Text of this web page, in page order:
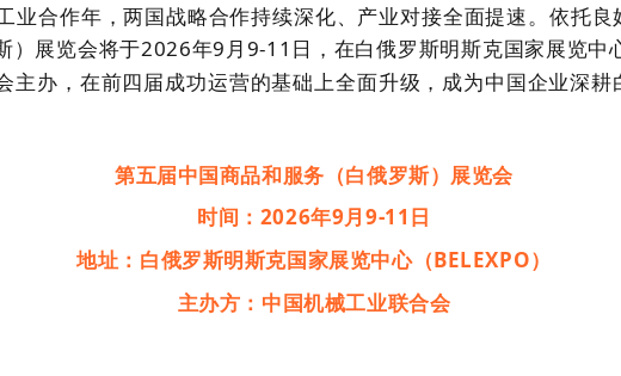
业合作年，两国战略合作持续深化、产业对接全面提速。依托
）展览会将于2026年9 月9-11 日，在白俄罗斯明斯克国家展览中
主办，在前四届成功运营的基础上全面升级，成为中国企业深
第五届中国商品和服务（白俄罗斯）展览会
时间： 2026年9月9-11 日
地址： 白俄罗斯明斯克国家展览中心（BELEXPO）
主办方： 中国机械工业联合会